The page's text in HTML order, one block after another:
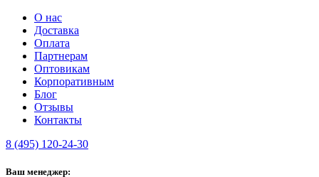
О нас
Доставка
Оплата
Партнерам
Оптовикам
Корпоративным
Блог
Отзывы
Контакты
8 (495) 120-24-30
Ваш менеджер: